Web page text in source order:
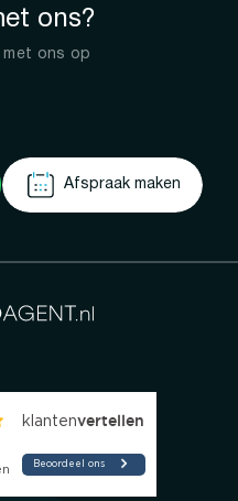
ons?
met ons op
Afspraak maken